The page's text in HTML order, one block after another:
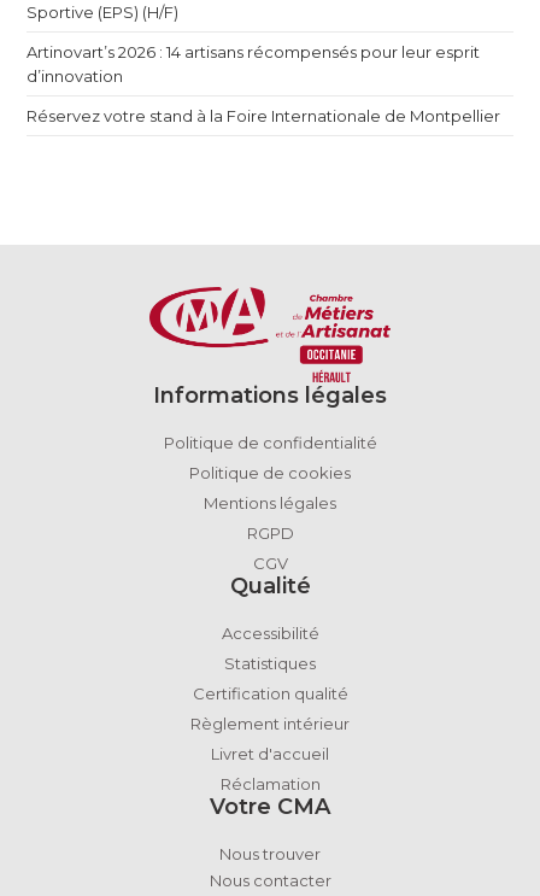
Sportive (EPS) (H/F)
Artinovart’s 2026 : 14 artisans récompensés pour leur esprit
d’innovation
Réservez votre stand à la Foire Internationale de Montpellier
Informations légales
Politique de confidentialité
Politique de cookies
Mentions légales
RGPD
CGV
Qualité
Accessibilité
Statistiques
Certification qualité
Règlement intérieur
Livret d'accueil
Réclamation
Votre CMA
Nous trouver
Nous contacter